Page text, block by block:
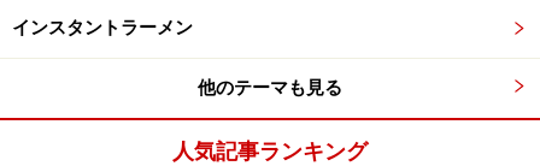
インスタントラーメン
他のテーマも見る
人気記事ランキング